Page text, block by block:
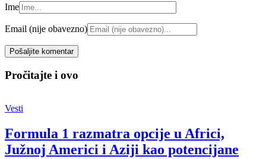
Ime
Email (nije obavezno)
Pročitajte i ovo
Vesti
Formula 1 razmatra opcije u Africi,
Južnoj Americi i Aziji kao potencijane